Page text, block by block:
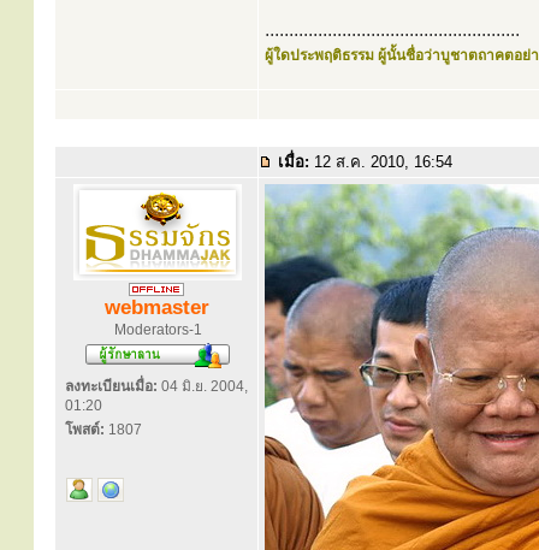
.....................................................
ผู้ใดประพฤติธรรม ผู้นั้นชื่อว่าบูชาตถาคตอย่า
เมื่อ: 12 ส.ค. 2010, 16:54
webmaster
Moderators-1
ลงทะเบียนเมื่อ: 04 มิ.ย. 2004,
01:20
โพสต์: 1807